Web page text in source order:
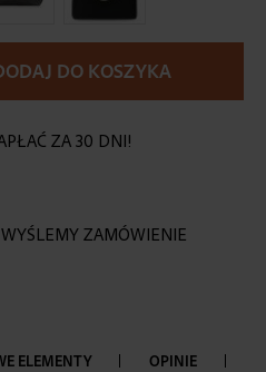
DO KOSZYKA
ZA 30 DNI!
ZAMÓWIENIE
ELEMENTY OPINIE